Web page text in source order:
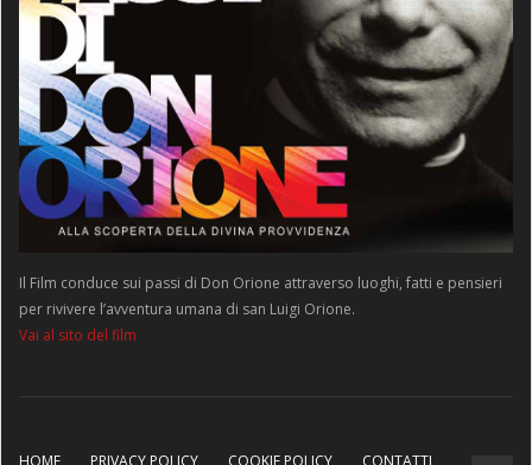
Il Film conduce sui passi di Don Orione attraverso luoghi, fatti e pensieri
per rivivere l’avventura umana di san Luigi Orione.
Vai al sito del film